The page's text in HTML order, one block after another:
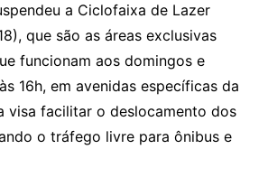
a Ciclofaixa de Lazer
que são as áreas exclusivas
funcionam aos domingos e
16h, em avenidas específicas da
visa facilitar o deslocamento dos
o tráfego livre para ônibus e